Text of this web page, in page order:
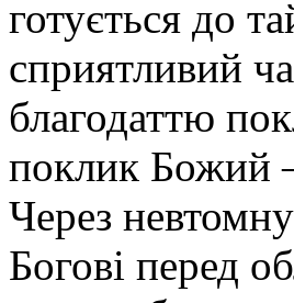
готується до
сприятливий
благодаттю
поклик Божий
Через
Богові перед